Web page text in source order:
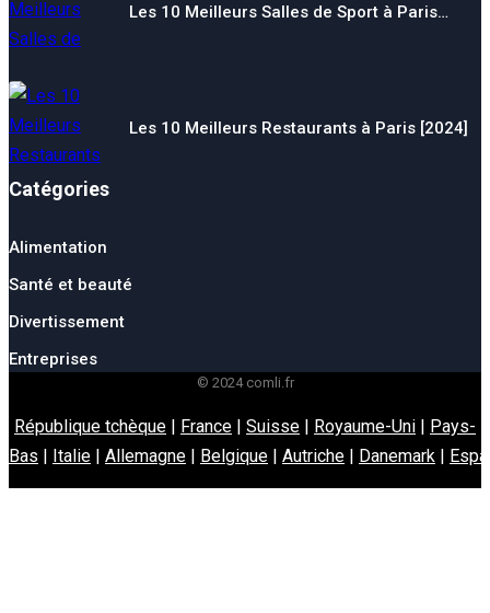
Les 10 Meilleurs Salles de Sport à Paris…
Les 10 Meilleurs Restaurants à Paris [2024]
Catégories
Alimentation
Santé et beauté
Divertissement
Entreprises
© 2024 comli.fr
République tchèque | France | Suisse | Royaume-Uni | Pays-
Bas | Italie | Allemagne | Belgique | Autriche | Danemark |